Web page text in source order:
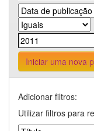
Iniciar uma nova
Adicionar filtros:
Utilizar filtros para